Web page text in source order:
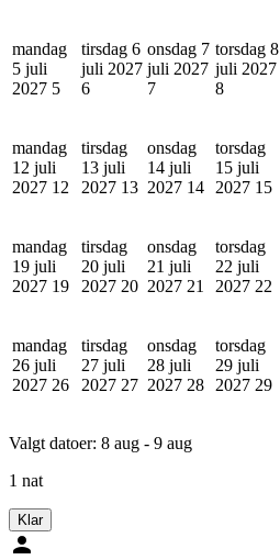
mandag
5 juli
2027 5
tirsdag 6
juli 2027
6
onsdag 7
juli 2027
7
torsdag 8
juli 2027
8
mandag
12 juli
2027 12
tirsdag
13 juli
2027 13
onsdag
14 juli
2027 14
torsdag
15 juli
2027 15
mandag
19 juli
2027 19
tirsdag
20 juli
2027 20
onsdag
21 juli
2027 21
torsdag
22 juli
2027 22
mandag
26 juli
2027 26
tirsdag
27 juli
2027 27
onsdag
28 juli
2027 28
torsdag
29 juli
2027 29
Valgt datoer: 8 aug - 9 aug
1 nat
Klar